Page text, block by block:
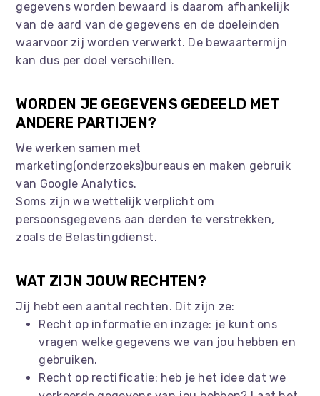
gegevens worden bewaard is daarom afhankelijk
van de aard van de gegevens en de doeleinden
waarvoor zij worden verwerkt. De bewaartermijn
kan dus per doel verschillen.
WORDEN JE GEGEVENS GEDEELD MET
ANDERE PARTIJEN?
We werken samen met
marketing(onderzoeks)bureaus en maken gebruik
van Google Analytics.
Soms zijn we wettelijk verplicht om
persoonsgegevens aan derden te verstrekken,
zoals de Belastingdienst.
WAT ZIJN JOUW RECHTEN?
Jij hebt een aantal rechten. Dit zijn ze:
Recht op informatie en inzage: je kunt ons
vragen welke gegevens we van jou hebben en
gebruiken.
Recht op rectificatie: heb je het idee dat we